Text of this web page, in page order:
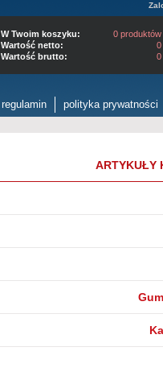
W Twoim koszyku:
0 produktów
Wartość netto:
0
Wartość brutto:
0
regulamin polityka prywatności
ARTYKUŁY